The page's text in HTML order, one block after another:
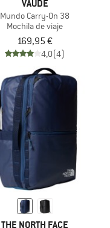
VAUDE
Mundo Carry-On 38
Mochila de viaje
169,95 €
4,0(4)
THE NORTH FACE